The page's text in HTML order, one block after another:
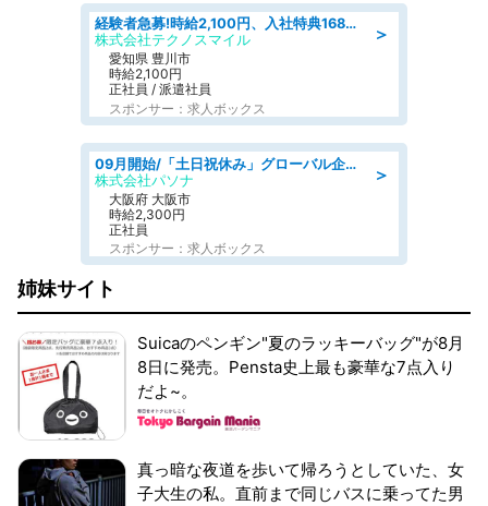
＞
経験者急募!時給2,100円、入社特典168万円の自動車製造業務/トヨタ自動車/tutumi
株式会社テクノスマイル
愛知県 豊川市
時給2,100円
正社員 / 派遣社員
スポンサー：求人ボックス
＞
09月開始/「土日祝休み」グローバル企業での産業保健のお仕事/保健師/高時給/残業なし/服装自由
株式会社パソナ
大阪府 大阪市
時給2,300円
正社員
スポンサー：求人ボックス
姉妹サイト
Suicaのペンギン"夏のラッキーバッグ"が8月
8日に発売。Pensta史上最も豪華な7点入り
だよ~。
真っ暗な夜道を歩いて帰ろうとしていた、女
子大生の私。直前まで同じバスに乗ってた男